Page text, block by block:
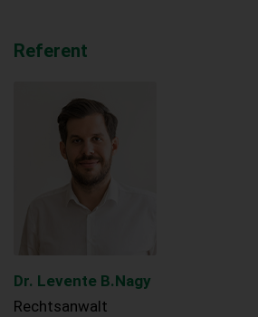
Referent
Dr. Levente B.Nagy
Rechtsanwalt